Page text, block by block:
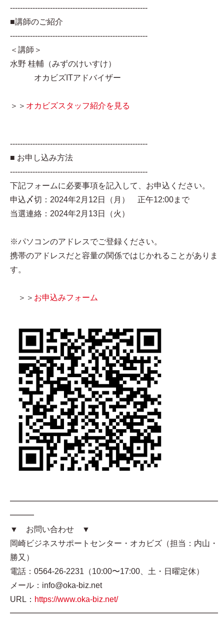
-------------------------------------------------------
■講師のご紹介
-------------------------------------------------------
＜講師＞
水野 桂輔（みずのけいすけ）
オカビズITアドバイザー
＞＞ オカビズスタッフ紹介を見る
-------------------------------------------------------
■ お申し込み方法
-------------------------------------------------------
下記フォームに必要事項を記入して、お申込ください。
申込〆切：2024年2月12日（月） 正午12:00まで
当選連絡：2024年2月13日（火）
※パソコンのアドレスでご登録ください。
携帯のアドレスだと容量の関係ではじかれることがありま
す。
＞＞ お申込みフォーム
━━━━━━━━━━━━━━━━━━━━━━━━━━
━━━
▼ お問い合わせ ▼
岡崎ビジネスサポートセンター・オカビズ（担当：内山・
勝又）
電話：0564-26-2231（10:00〜17:00、土・日曜定休）
メール：info@oka-biz.net
URL： https://www.oka-biz.net/
━━━━━━━━━━━━━━━━━━━━━━━━━━